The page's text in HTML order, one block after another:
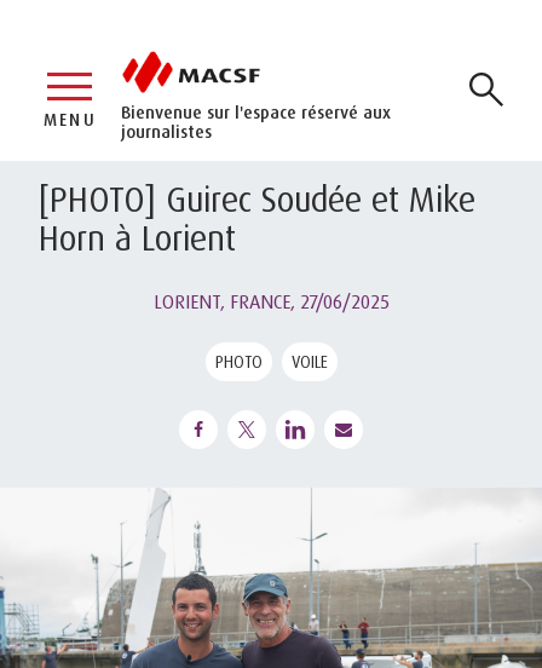
Bienvenue sur l'espace réservé aux
journalistes
MENU
[PHOTO] Guirec Soudée et Mike
Horn à Lorient
LORIENT, FRANCE, 27/06/2025
PHOTO VOILE